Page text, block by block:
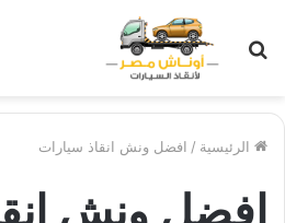
الرئيسية / افضل ونش انقاذ سيارات
افضل ونش